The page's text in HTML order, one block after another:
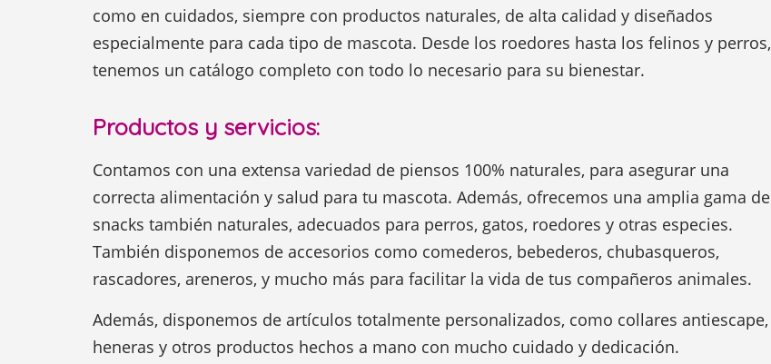
como en cuidados, siempre con productos naturales, de alta calidad y diseñados
especialmente para cada tipo de mascota. Desde los roedores hasta los felinos y perros,
tenemos un catálogo completo con todo lo necesario para su bienestar.
Productos y servicios:
Contamos con una extensa variedad de piensos 100% naturales, para asegurar una
correcta alimentación y salud para tu mascota. Además, ofrecemos una amplia gama de
snacks también naturales, adecuados para perros, gatos, roedores y otras especies.
También disponemos de accesorios como comederos, bebederos, chubasqueros,
rascadores, areneros, y mucho más para facilitar la vida de tus compañeros animales.
Además, disponemos de artículos totalmente personalizados, como collares antiescape,
heneras y otros productos hechos a mano con mucho cuidado y dedicación.